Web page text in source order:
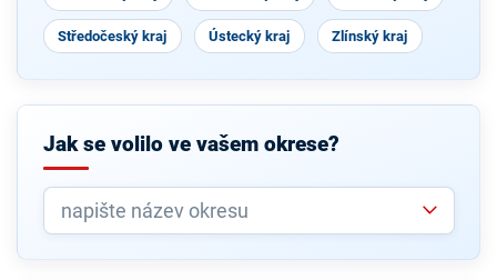
Středočeský kraj Ústecký kraj Zlínský kraj
Jak se volilo ve vašem okrese?